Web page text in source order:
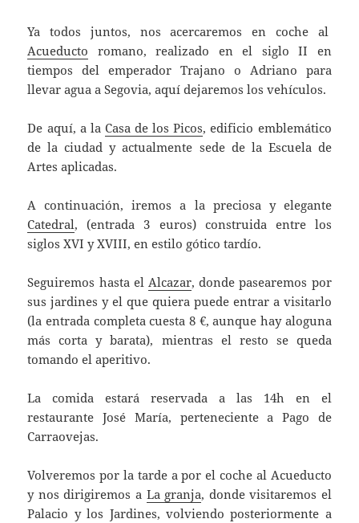
Ya todos juntos, nos acercaremos en coche al
Acueducto romano, realizado en el siglo II en
tiempos del emperador Trajano o Adriano para
llevar agua a Segovia, aquí dejaremos los vehículos.
De aquí, a la Casa de los Picos, edificio emblemático
de la ciudad y actualmente sede de la Escuela de
Artes aplicadas.
A continuación, iremos a la preciosa y elegante
Catedral, (entrada 3 euros) construida entre los
siglos XVI y XVIII, en estilo gótico tardío.
Seguiremos hasta el Alcazar, donde pasearemos por
sus jardines y el que quiera puede entrar a visitarlo
(la entrada completa cuesta 8 €, aunque hay aloguna
más corta y barata), mientras el resto se queda
tomando el aperitivo.
La comida estará reservada a las 14h en el
restaurante José María, perteneciente a Pago de
Carraovejas.
Volveremos por la tarde a por el coche al Acueducto
y nos dirigiremos a La granja, donde visitaremos el
Palacio y los Jardines, volviendo posteriormente a